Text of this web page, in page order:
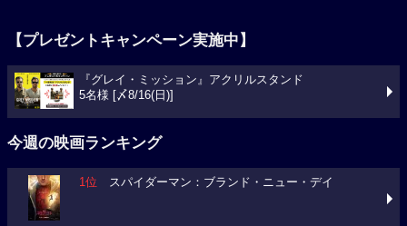
【プレゼントキャンペーン実施中】
『グレイ・ミッション』アクリルスタンド
5名様 [〆8/16(日)]
今週の映画ランキング
1位 スパイダーマン：ブランド・ニュー・デイ